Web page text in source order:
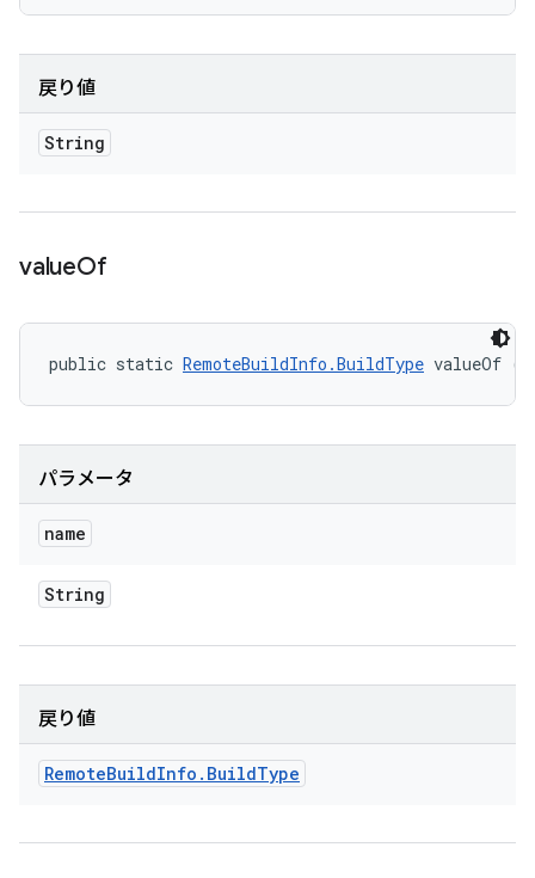
戻り値
String
valueOf
public static RemoteBuildInfo.BuildType valueOf
パラメータ
name
String
戻り値
RemoteBuildInfo . BuildType